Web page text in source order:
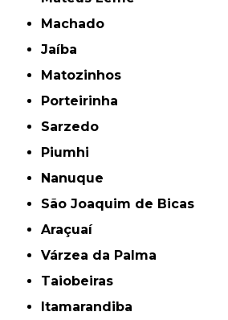
Machado
Jaíba
Matozinhos
Porteirinha
Sarzedo
Piumhi
Nanuque
São Joaquim de Bicas
Araçuaí
Várzea da Palma
Taiobeiras
Itamarandiba